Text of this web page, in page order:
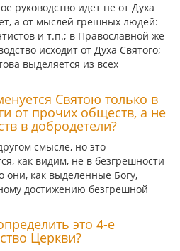
руководство идет не от Духа
а от мыслей грешных людей:
и т.п.; в Православной же
исходит от Духа Святого;
выделяется из всех
Святою только в
от прочих обществ, а не
в добродетели?
смысле, но это
как видим, не в безгрешности
они, как выделенные Богу,
достижению безгрешной
это 4-е
Церкви?